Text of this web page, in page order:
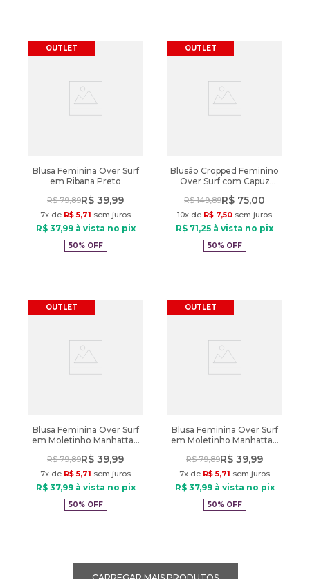
OUTLET
Blusa Feminina Over Surf
em Ribana Preto
R$ 79,89R$ 39,99
7x de R$ 5,71 sem juros
R$ 37,99à vista no pix
50%OFF
OUTLET
Blusão Cropped Feminino
Over Surf com Capuz
R$ 149,89R$ 75,00
10x de R$ 7,50 sem juros
R$ 71,25 à vista no pix
50%OFF
OUTLET
Blusa Feminina Over Surf
em Moletinho Manhattan
R$ 79,89R$ 39,99
7x de R$ 5,71 sem juros
R$ 37,99à vista no pix
50%OFF
OUTLET
Blusa Feminina Over Surf
em Moletinho Manhattan
R$ 79,89R$ 39,99
7x de R$ 5,71 sem juros
R$ 37,99à vista no pix
50%OFF